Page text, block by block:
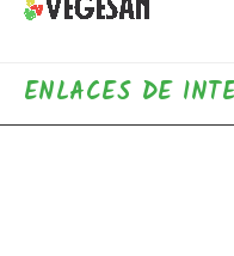
ENLACES DE